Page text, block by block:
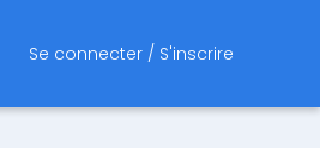
Se connecter / S'inscrire